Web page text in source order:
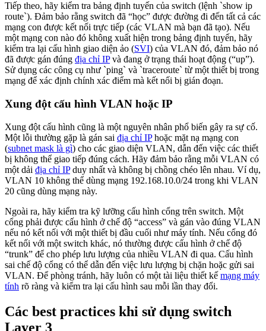
Tiếp theo, hãy kiểm tra bảng định tuyến của switch (lệnh `show ip
route`). Đảm bảo rằng switch đã “học” được đường đi đến tất cả các
mạng con được kết nối trực tiếp (các VLAN mà bạn đã tạo). Nếu
một mạng con nào đó không xuất hiện trong bảng định tuyến, hãy
kiểm tra lại cấu hình giao diện ảo (SVI) của VLAN đó, đảm bảo nó
đã được gán đúng địa chỉ IPvà đang ở trạng thái hoạt động (“up”).
Sử dụng các công cụ như `ping` và `traceroute` từ một thiết bị trong
mạng để xác định chính xác điểm mà kết nối bị gián đoạn.
Xung đột cấu hình VLAN hoặc IP
Xung đột cấu hình cũng là một nguyên nhân phổ biến gây ra sự cố.
Một lỗi thường gặp là gán sai địa chỉ IPhoặc mặt nạ mạng con
(subnet mask là gì) cho các giao diện VLAN, dẫn đến việc các thiết
bị không thể giao tiếp đúng cách. Hãy đảm bảo rằng mỗi VLAN có
một dải địa chỉ IPduy nhất và không bị chồng chéo lên nhau. Ví dụ,
VLAN 10 không thể dùng mạng 192.168.10.0/24 trong khi VLAN
20 cũng dùng mạng này.
Ngoài ra, hãy kiểm tra kỹ lưỡng cấu hình cổng trên switch. Một
cổng phải được cấu hình ở chế độ “access” và gán vào đúng VLAN
nếu nó kết nối với một thiết bị đầu cuối như máy tính. Nếu cổng đó
kết nối với một switch khác, nó thường được cấu hình ở chế độ
“trunk” để cho phép lưu lượng của nhiều VLAN đi qua. Cấu hình
sai chế độ cổng có thể dẫn đến việc lưu lượng bị chặn hoặc gửi sai
VLAN. Để phòng tránh, hãy luôn có một tài liệu thiết kế mạng máy
tính rõ ràng và kiểm tra lại cấu hình sau mỗi lần thay đổi.
Các best practices khi sử dụng switch
Layer 3